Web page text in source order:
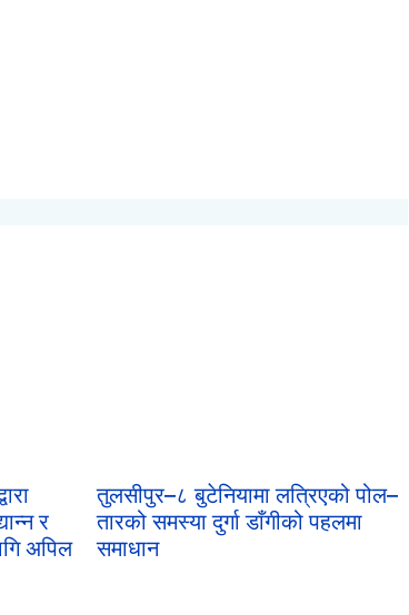
र
अपिल
तुलसीपुर–८ बुटेनियामा लत्रिएको पोल–
तारको समस्या दुर्गा डाँगीको पहलमा
समाधान